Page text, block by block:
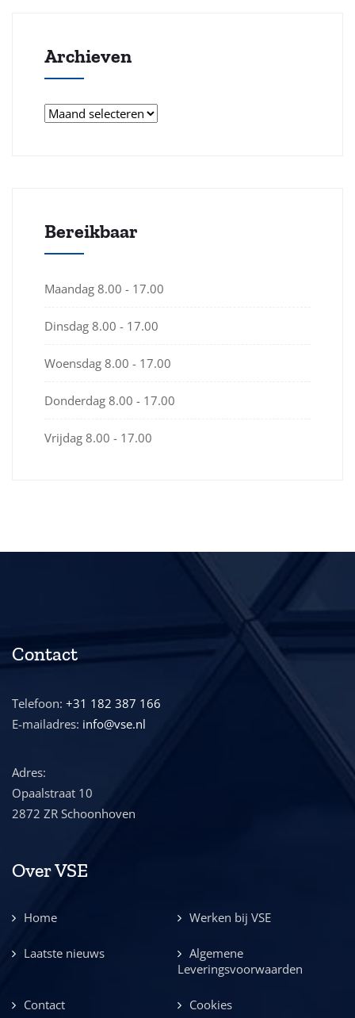
Archieven
Archieven
Bereikbaar
Maandag 8.00 - 17.00
Dinsdag 8.00 - 17.00
Woensdag 8.00 - 17.00
Donderdag 8.00 - 17.00
Vrijdag 8.00 - 17.00
Contact
Telefoon: +31 182 387 166
E-mailadres: info@vse.nl
Adres:
Opaalstraat 10
2872 ZR Schoonhoven
Over VSE
Home Werken bij VSE
Laatste nieuws
Algemene
Leveringsvoorwaarden
Contact Cookies